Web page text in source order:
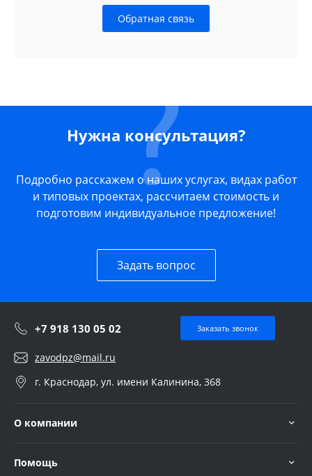
Обратная связь
Нужна консультация?
Подробно расскажем о наших услугах, видах работ
и типовых проектах, рассчитаем стоимость и
подготовим индивидуальное предложение!
Задать вопрос
+7 918 130 05 02 Заказать звонок
zavodpz@mail.ru
г. Краснодар, ул. имени Калинина, 368
О компании
Помощь